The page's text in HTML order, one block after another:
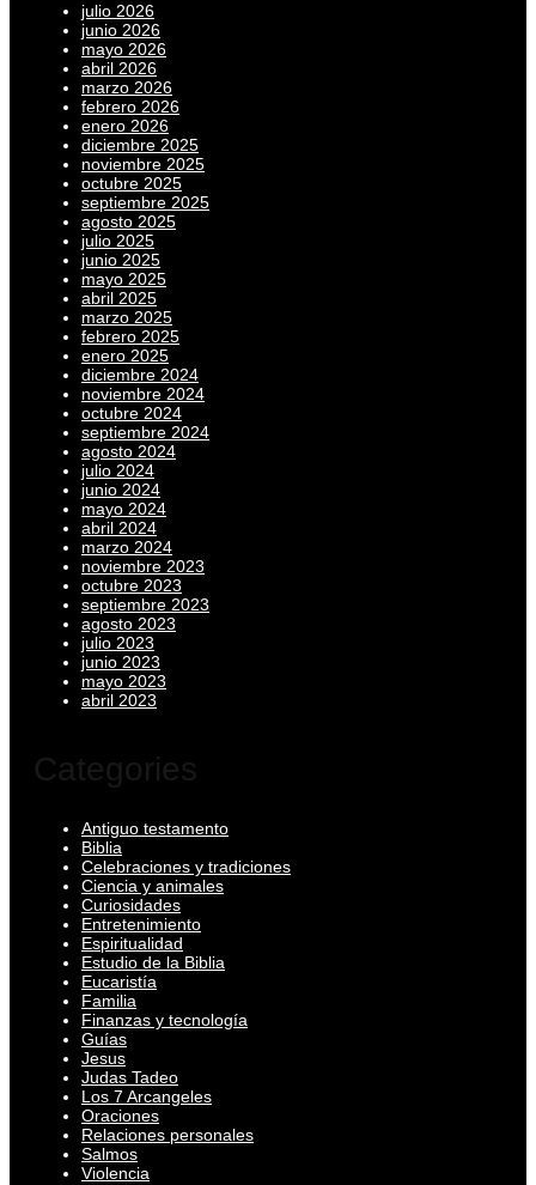
julio 2026
junio 2026
mayo 2026
abril 2026
marzo 2026
febrero 2026
enero 2026
diciembre 2025
noviembre 2025
octubre 2025
septiembre 2025
agosto 2025
julio 2025
junio 2025
mayo 2025
abril 2025
marzo 2025
febrero 2025
enero 2025
diciembre 2024
noviembre 2024
octubre 2024
septiembre 2024
agosto 2024
julio 2024
junio 2024
mayo 2024
abril 2024
marzo 2024
noviembre 2023
octubre 2023
septiembre 2023
agosto 2023
julio 2023
junio 2023
mayo 2023
abril 2023
Categories
Antiguo testamento
Biblia
Celebraciones y tradiciones
Ciencia y animales
Curiosidades
Entretenimiento
Espiritualidad
Estudio de la Biblia
Eucaristía
Familia
Finanzas y tecnología
Guías
Jesus
Judas Tadeo
Los 7 Arcangeles
Oraciones
Relaciones personales
Salmos
Violencia